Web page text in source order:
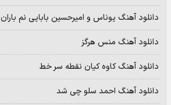
دانلود آهنگ یوناس و امیرحسین بابایی نم باران
دانلود آهنگ منس هرگز
دانلود آهنگ کاوه کیان نقطه سر خط
دانلود آهنگ احمد سلو چی شد